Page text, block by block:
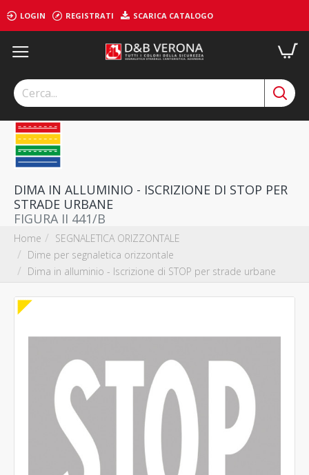
LOGIN REGISTRATI SCARICA CATALOGO
Home
SEGNALETICA ORIZZONTALE
Dime per segnaletica orizzontale
Dima in alluminio - Iscrizione di STOP per strade urbane
DIMA IN ALLUMINIO - ISCRIZIONE DI STOP PER
STRADE URBANE
FIGURA II 441/B